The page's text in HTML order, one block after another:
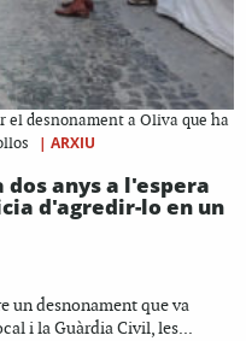
el desnonament a Oliva que ha
| ARXIU
anys a l'espera
d'agredir-lo en un
un desnonament que va
i la Guàrdia Civil, les...